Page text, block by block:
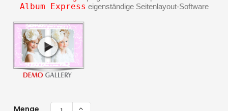
Album Express eigenständige Seitenlayout-Software
Menge